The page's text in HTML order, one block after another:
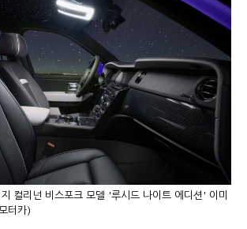
컬리넌 비스포크 모델 '루시드 나이트 에디션' 이미
터카)